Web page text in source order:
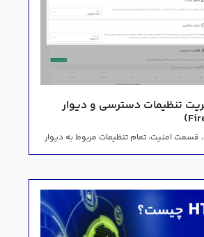
تنظیمات دسترسی و دیوار
قسمت امنیت، تمام تنظیمات مربوط به دیوار